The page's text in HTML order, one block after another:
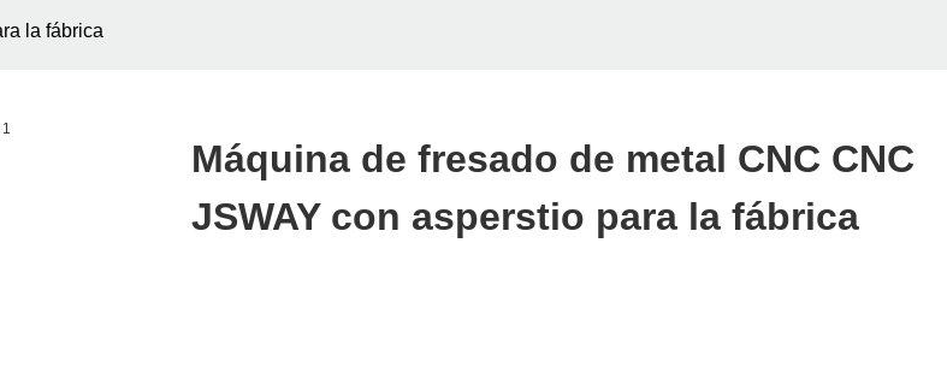
la fábrica
Máquina de fresado de metal CNC CNC
JSWAY con asperstio para la fábrica